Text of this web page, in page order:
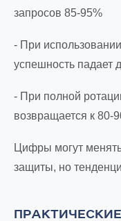
запросов 85-95%
- При
успешность падает
- При полной
возвращается к 80-
Цифры могут
защиты, но